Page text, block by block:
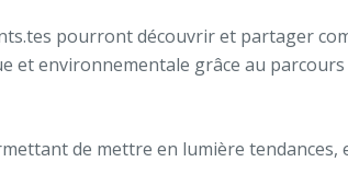
pourront découvrir et partager
et environnementale grâce au
de mettre en lumière